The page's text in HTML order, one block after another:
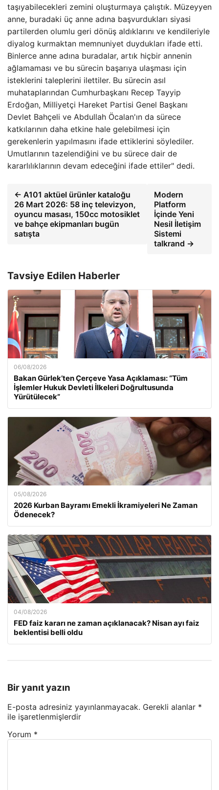
taşıyabilecekleri zemini oluşturmaya çalıştık. Müzeyyen
anne, buradaki üç anne adına başvurdukları siyasi
partilerden olumlu geri dönüş aldıklarını ve kendileriyle
diyalog kurmaktan memnuniyet duydukları ifade etti.
Binlerce anne adına buradalar, artık hiçbir annenin
ağlamaması ve bu sürecin başarıya ulaşması için
isteklerini taleplerini ilettiler. Bu sürecin asıl
muhataplarından Cumhurbaşkanı Recep Tayyip
Erdoğan, Milliyetçi Hareket Partisi Genel Başkanı
Devlet Bahçeli ve Abdullah Öcalan'ın da sürece
katkılarının daha etkine hale gelebilmesi için
gerekenlerin yapılmasını ifade ettiklerini söylediler.
Umutlarının tazelendiğini ve bu sürece dair de
kararlılıklarının devam edeceğini ifade ettiler" dedi.
← A101 aktüel ürünler kataloğu
26 Mart 2026: 58 inç televizyon,
oyuncu masası, 150cc motosiklet
ve bahçe ekipmanları bugün
satışta
Modern
Platform
İçinde Yeni
Nesil İletişim
Sistemi
talkrand →
Tavsiye Edilen Haberler
06/08/2026
Bakan Gürlek’ten Çerçeve Yasa Açıklaması: “Tüm
İşlemler Hukuk Devleti İlkeleri Doğrultusunda
Yürütülecek”
05/08/2026
2026 Kurban Bayramı Emekli İkramiyeleri Ne Zaman
Ödenecek?
04/08/2026
FED faiz kararı ne zaman açıklanacak? Nisan ayı faiz
beklentisi belli oldu
Bir yanıt yazın
E-posta adresiniz yayınlanmayacak. Gerekli alanlar *
ile işaretlenmişlerdir
Yorum *